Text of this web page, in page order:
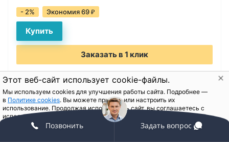
Этот веб-сайт использует cookie-файлы.
Мы используем cookies для улучшения работы сайта. Подробнее —
в Политике cookies. Вы можете принять или настроить их
использование. Продолжая использовать сайт, вы соглашаетесь с
использованием cookie-файлов.
Принять
- 2% Экономия 69 ₽
Заказать в 1 клик
Позвонить Задать вопрос